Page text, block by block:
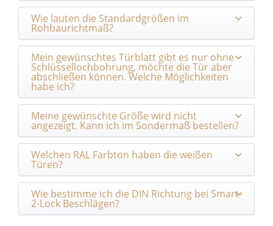
Wie lauten die Standardgrößen im
Rohbaurichtmaß?
Mein gewünschtes Türblatt gibt es nur ohne
Schlüssellochbohrung, möchte die Tür aber
abschließen können. Welche Möglichkeiten
habe ich?
Meine gewünschte Größe wird nicht
angezeigt. Kann ich im Sondermaß bestellen?
Welchen RAL Farbton haben die weißen
Türen?
Wie bestimme ich die DIN Richtung bei Smart-
2-Lock Beschlägen?